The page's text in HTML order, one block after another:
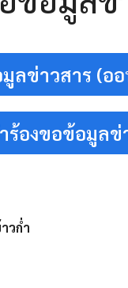
ลข่าวสาร (อ
องขอข้อมูลข่
วก่ำ